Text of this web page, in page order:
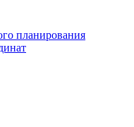
планирования